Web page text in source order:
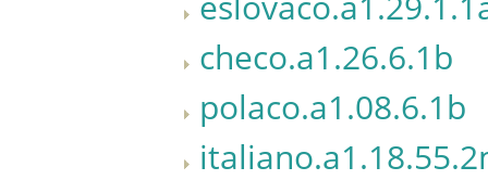
checo.a1.26.6.1b
polaco.a1.08.6.1b